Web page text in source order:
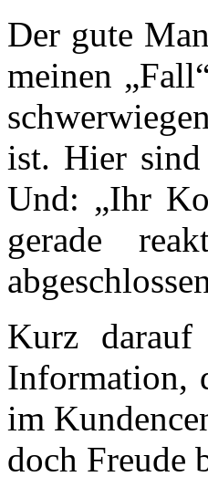
Der gute
meinen
ist. Hier sind
Und: „Ihr
gerade
Kurz
Information,
im
doch Freude